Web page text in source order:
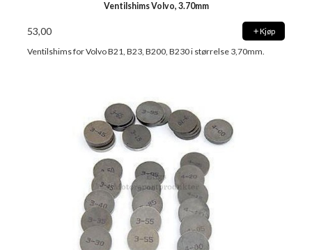
Ventilshims Volvo, 3.70mm
53,00 Kjøp
Ventilshims for Volvo B21, B23, B200, B230 i størrelse 3,70mm.